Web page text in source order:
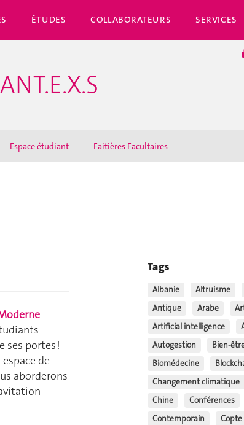
ÉTUDES COLLABORATEURS SERVICES
Espace étudiant Faitières Facultaires
ses portes !
de
aborderons
Tags
Albanie Altruisme
Antique
Arabe
Artificial intelligence
Autogestion
Bien-
Biomédecine
Changement climatique
Chine
Conférences
Contemporain
Copte